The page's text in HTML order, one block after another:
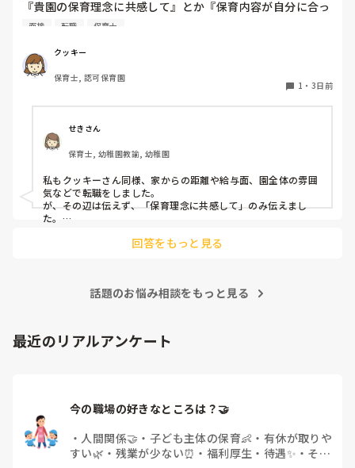
その度にあちらこちらに痛みが来て
立ち上がる時には、膝や太ももが固まり痛みが……
腰痛、膝痛お持ちの方は、どの程度の痛みで働かれているの
でしょうか。
出産等で、幾度か開腹手術をしましたが、翌日には歩けまし
たし…
今回は、今少し治まっている痛みがぶり返したどうしようと
いう思いもあり、ちょっと無理かも…と思い始めています。
まだ急性期ということと、昔、夫が腰を痛めてすぐに整骨院
に行ってより酷くなって帰ってきたことがあり、怖くて行け
はそれで2回漏らしています。
2回目は私は見ていないのですが、かなり微量だったそう
しているように見えると言われました。
日頃からそのことの関わりはしっかり持てるように意識はし
ていますが…
『貴園の保育理念に共感して』とか『保育内容が自分に合っ
てると思いました』等々が多いかと思いますが、実際はどう
私自身、園の雰囲気とか園の規模、保育内容は勘案しますが
正直なところ、家から通いやすいか、給与はどうか…という
ところに重きを置いています
皆さんは、志望動機をどのように答えていますか？また、本
音はどうですか？
面接 転職 保育士
クッキー
保育士, 認可保育園
1 ・ 3日前
せきさん
保育士, 幼稚園教諭, 幼稚園
私もクッキーさん同様、家からの距離や給与面、園全体の雰囲
気などで転職をしました。
が、その辺は伝えず、「保育理念に共感して」のみ伝えまし
た。
回答をもっと見る
話題のお悩み相談をもっと見る
最近のリアルアンケート
・ 人間関係🤝 ・ 子ども主体の保育👶 ・ 有休が取りや
すい🌿 ・ 残業が少ない⏰ ・ 福利厚生・待遇✨ ・ その